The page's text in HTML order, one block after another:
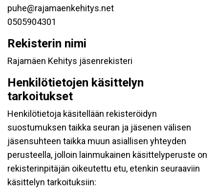
puhe@rajamaenkehitys.net
0505904301
Rekisterin nimi
Rajamäen Kehitys jäsenrekisteri
Henkilötietojen käsittelyn
tarkoitukset
Henkilötietoja käsitellään rekisteröidyn
suostumuksen taikka seuran ja jäsenen välisen
jäsensuhteen taikka muun asiallisen yhteyden
perusteella, jolloin lainmukainen käsittelyperuste on
rekisterinpitäjän oikeutettu etu, etenkin seuraaviin
käsittelyn tarkoituksiin: